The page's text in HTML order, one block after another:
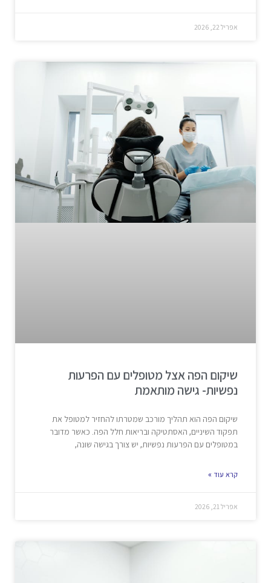
אפריל 22, 2026
שיקום הפה אצל מטופלים עם הפרעות
נפשיות- גישה מותאמת
שיקום הפה הוא תהליך מורכב שמטרתו להחזיר למטופל את
תפקוד השיניים, האסתטיקה ובריאות חלל הפה. כאשר מדובר
במטופלים עם הפרעות נפשיות, יש צורך בגישה שונה,
קרא עוד »
אפריל 21, 2026